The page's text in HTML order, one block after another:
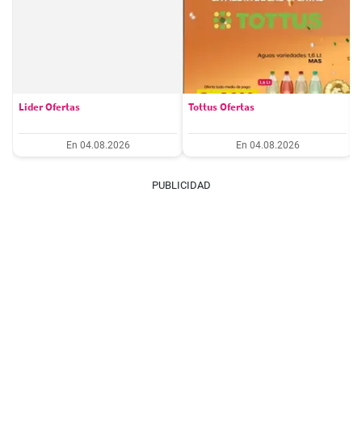
Lider Ofertas
En 04.08.2026
Tottus Ofertas
En 04.08.2026
PUBLICIDAD